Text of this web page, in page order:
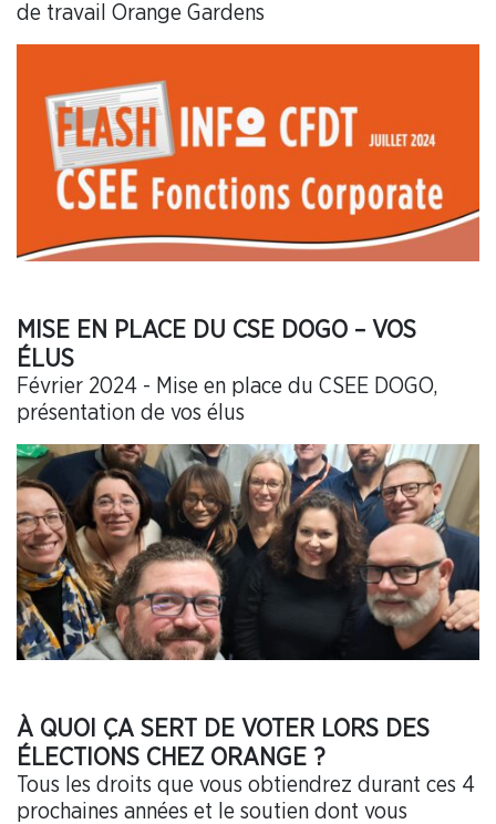
de travail Orange Gardens
MISE EN PLACE DU CSE DOGO – VOS
ÉLUS
Février 2024 - Mise en place du CSEE DOGO,
présentation de vos élus
À QUOI ÇA SERT DE VOTER LORS DES
ÉLECTIONS CHEZ ORANGE ?
Tous les droits que vous obtiendrez durant ces 4
prochaines années et le soutien dont vous